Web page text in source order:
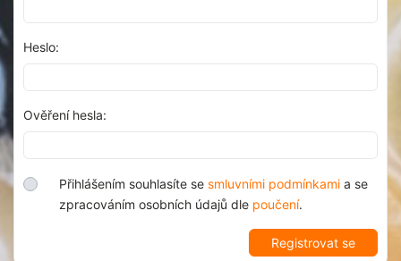
Heslo:
Ověření hesla:
Přihlášením souhlasíte se smluvními podmínkami a se
zpracováním osobních údajů dle poučení.